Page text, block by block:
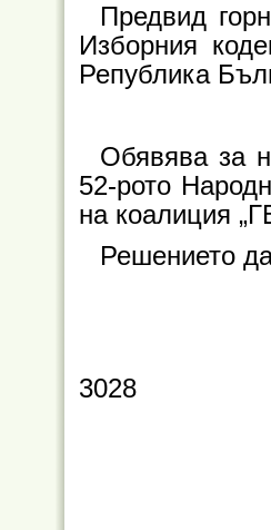
Предвид
Изборния
Република
Обявява за
52-рото
на коалиция
Решението
3028